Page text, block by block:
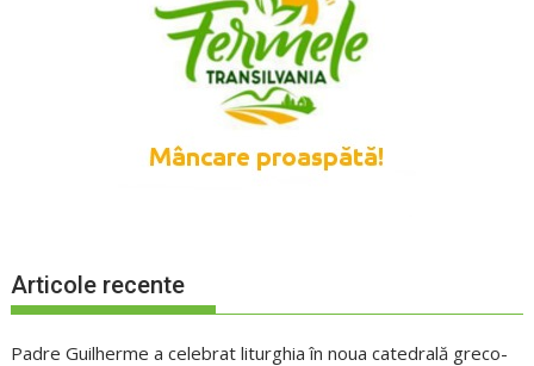
Articole recente
Padre Guilherme a celebrat liturghia în noua catedrală greco-